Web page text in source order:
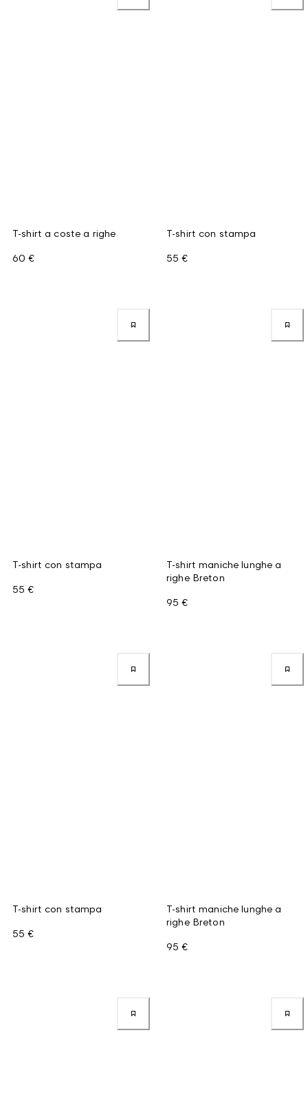
T-shirt a coste a righe
60 €
T-shirt con stampa
55 €
T-shirt con stampa
55 €
T-shirt maniche lunghe a
righe Breton
95 €
T-shirt con stampa
55 €
T-shirt maniche lunghe a
righe Breton
95 €